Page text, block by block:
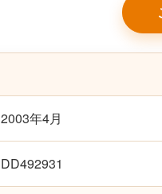
2003年4月
DD492931